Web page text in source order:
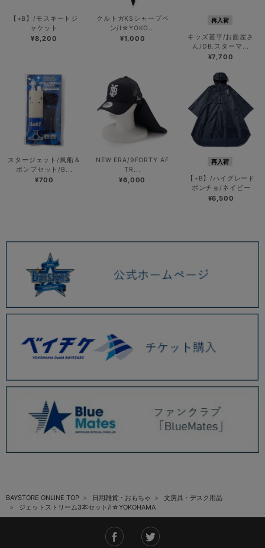
【+B】/モスキートジ
ャケット
¥8,200
クルトガKSシャープペ
ン/I☆YOKO...
¥1,000
再入荷
キッズ甚平/お面屋さ
ん/DB.スターマ...
¥7,700
スタージェット/風船＆
ポンプセット/B...
¥700
NEW ERA/9FORTY AF
TR...
¥6,000
再入荷
【+B】/ハイグレード
ポンチョ/ネイビー
¥6,500
BAYSTORE ONLINE TOP 日用雑貨・おもちゃ
文房具・デスク用品
ジェットストリーム3本セット/I☆YOKOHAMA